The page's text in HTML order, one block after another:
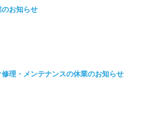
お知らせ
修理・メンテナンスの休業のお知らせ